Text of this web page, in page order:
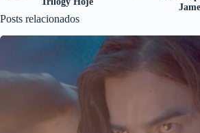
Posts relacionados